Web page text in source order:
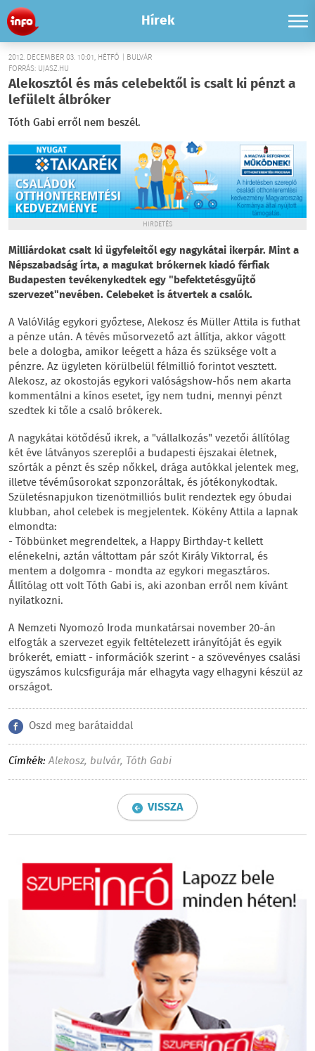
Hírek
2012. DECEMBER 03. 10:01, HÉTFŐ | BULVÁR
FORRÁS: UJASZ.HU
Alekosztól és más celebektől is csalt ki pénzt a
lefülelt álbróker
Tóth Gabi erről nem beszél.
HIRDETÉS
Milliárdokat csalt ki ügyfeleitől egy nagykátai ikerpár. Mint a
Népszabadság írta, a magukat brókernek kiadó férfiak
Budapesten tevékenykedtek egy "befektetésgyűjtő
szervezet"nevében. Celebeket is átvertek a csalók.
A ValóVilág egykori győztese, Alekosz és Müller Attila is futhat
a pénze után. A tévés műsorvezető azt állítja, akkor vágott
bele a dologba, amikor leégett a háza és szüksége volt a
pénzre. Az ügyleten körülbelül félmillió forintot vesztett.
Alekosz, az okostojás egykori valóságshow-hős nem akarta
kommentálni a kínos esetet, így nem tudni, mennyi pénzt
szedtek ki tőle a csaló brókerek.
A nagykátai kötődésű ikrek, a "vállalkozás" vezetői állítólag
két éve látványos szereplői a budapesti éjszakai életnek,
szórták a pénzt és szép nőkkel, drága autókkal jelentek meg,
illetve tévéműsorokat szponzoráltak, és jótékonykodtak.
Születésnapjukon tizenötmilliós bulit rendeztek egy óbudai
klubban, ahol celebek is megjelentek. Kökény Attila a lapnak
elmondta:
- Többünket megrendeltek, a Happy Birthday-t kellett
elénekelni, aztán váltottam pár szót Király Viktorral, és
mentem a dolgomra - mondta az egykori megasztáros.
Állítólag ott volt Tóth Gabi is, aki azonban erről nem kívánt
nyilatkozni.
A Nemzeti Nyomozó Iroda munkatársai november 20-án
elfogták a szervezet egyik feltételezett irányítóját és egyik
brókerét, emiatt - információk szerint - a szövevényes csalási
ügyszámos kulcsfigurája már elhagyta vagy elhagyni készül az
országot.
Oszd meg barátaiddal
Címkék: Alekosz, bulvár, Tóth Gabi
VISSZA